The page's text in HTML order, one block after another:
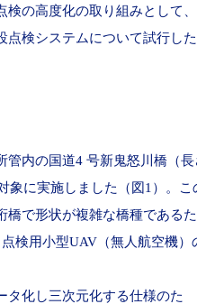
の高度化の取り組みとして、
点検システムについて試行した
管内の国道4 号新鬼怒川橋（長
象に実施しました（図1）。こ
橋で形状が複雑な橋種であるた
検用小型UAV（無人航空機）
タ化し三次元化する仕様のた